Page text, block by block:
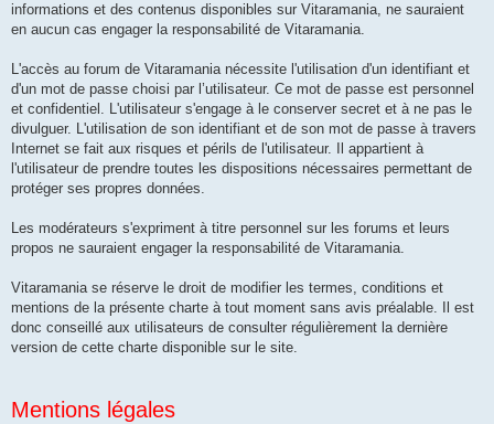
informations et des contenus disponibles sur Vitaramania, ne sauraient
en aucun cas engager la responsabilité de Vitaramania.
L'accès au forum de Vitaramania nécessite l'utilisation d'un identifiant et
d'un mot de passe choisi par l’utilisateur. Ce mot de passe est personnel
et confidentiel. L'utilisateur s'engage à le conserver secret et à ne pas le
divulguer. L'utilisation de son identifiant et de son mot de passe à travers
Internet se fait aux risques et périls de l'utilisateur. Il appartient à
l'utilisateur de prendre toutes les dispositions nécessaires permettant de
protéger ses propres données.
Les modérateurs s'expriment à titre personnel sur les forums et leurs
propos ne sauraient engager la responsabilité de Vitaramania.
Vitaramania se réserve le droit de modifier les termes, conditions et
mentions de la présente charte à tout moment sans avis préalable. Il est
donc conseillé aux utilisateurs de consulter régulièrement la dernière
version de cette charte disponible sur le site.
Mentions légales